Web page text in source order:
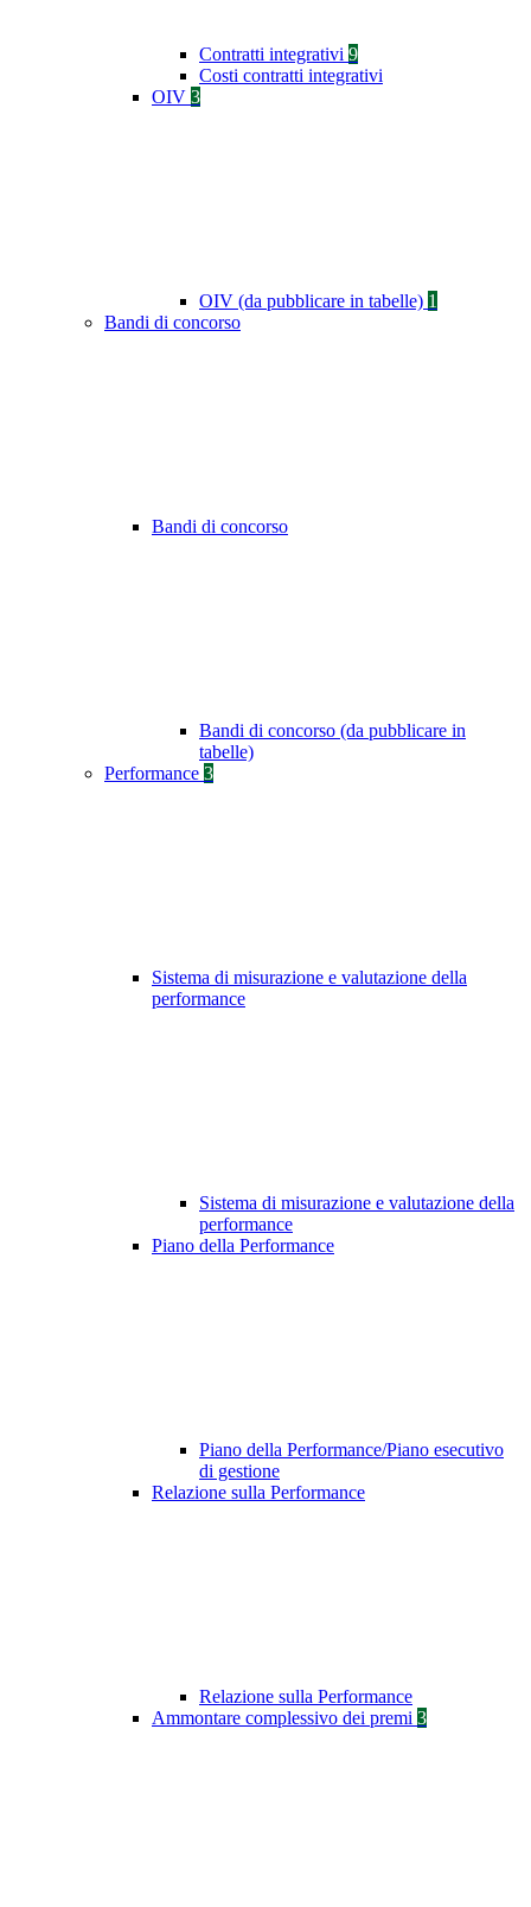
Contratti integrativi 9
Costi contratti integrativi
OIV 3
OIV (da pubblicare in tabelle) 1
Bandi di concorso
Bandi di concorso
Bandi di concorso (da pubblicare in
tabelle)
Performance 3
Sistema di misurazione e valutazione della
performance
Sistema di misurazione e valutazione della
performance
Piano della Performance
Piano della Performance/Piano esecutivo
di gestione
Relazione sulla Performance
Relazione sulla Performance
Ammontare complessivo dei premi 3